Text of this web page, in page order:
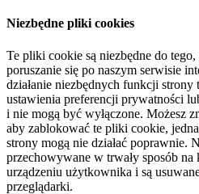
Niezbędne pliki cookies
Te pliki cookie są niezbędne do
poruszanie się po naszym serwisie
działanie niezbędnych funkcji
ustawienia preferencji prywatności
i nie mogą być wyłączone. Możesz
aby zablokować te pliki cookie,
strony mogą nie działać poprawnie.
przechowywane w trwały sposób
urządzeniu użytkownika i są
przeglądarki.